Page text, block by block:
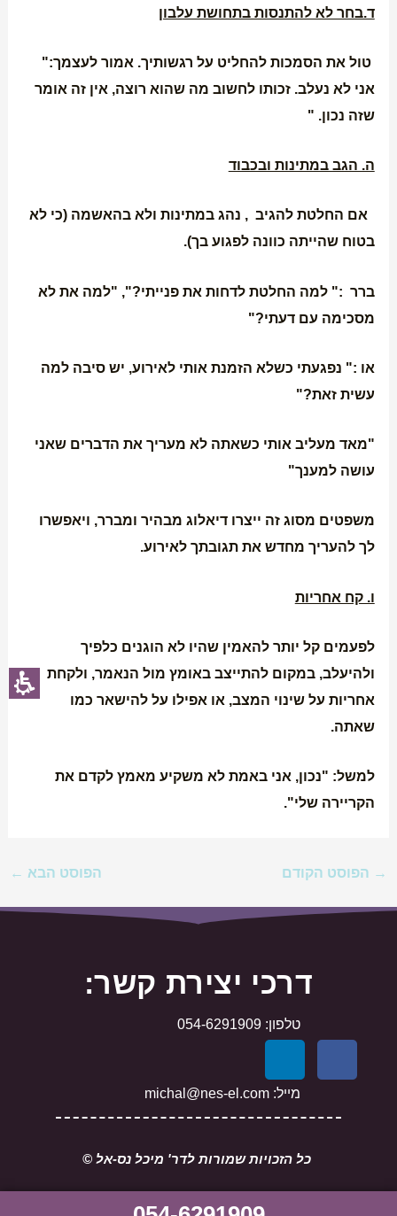
ד.בחר לא להתנסות בתחושת עלבון
טול את הסמכות להחליט על רגשותיך. אמור לעצמך:"
אני לא נעלב. זכותו לחשוב מה שהוא רוצה, אין זה אומר
שזה נכון. "
ה. הגב במתינות ובכבוד
אם החלטת להגיב , נהג במתינות ולא בהאשמה (כי לא
בטוח שהייתה כוונה לפגוע בך).
ברר :" למה החלטת לדחות את פנייתי?", "למה את לא
מסכימה עם דעתי?"
או :" נפגעתי כשלא הזמנת אותי לאירוע, יש סיבה למה
עשית זאת?"
"מאד מעליב אותי כשאתה לא מעריך את הדברים שאני
עושה למענך"
משפטים מסוג זה ייצרו דיאלוג מבהיר ומברר, ויאפשרו
לך להעריך מחדש את תגובתך לאירוע.
ו. קח אחריות
לפעמים קל יותר להאמין שהיו לא הוגנים כלפיך
ולהיעלב, במקום להתייצב באומץ מול הנאמר, ולקחת
אחריות על שינוי המצב, או אפילו על להישאר כמו
שאתה.
למשל: "נכון, אני באמת לא משקיע מאמץ לקדם את
הקריירה שלי".
→ הפוסט הקודם הפוסט הבא ←
דרכי יצירת קשר:
טלפון: 054-6291909
e
n
k
d
מייל: michal@nes-el.com
כל הזכויות שמורות לדר' מיכל נס-אל ©